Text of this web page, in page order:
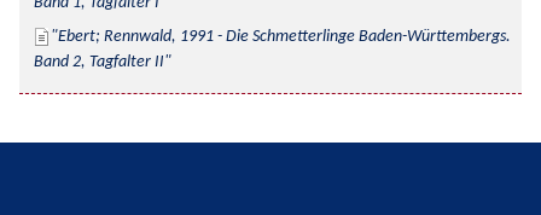
Ebert; Rennwald, 1991 - Die Schmetterlinge Baden-Württembergs.
Band 2, Tagfalter II